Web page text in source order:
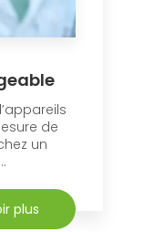
de
un
plus